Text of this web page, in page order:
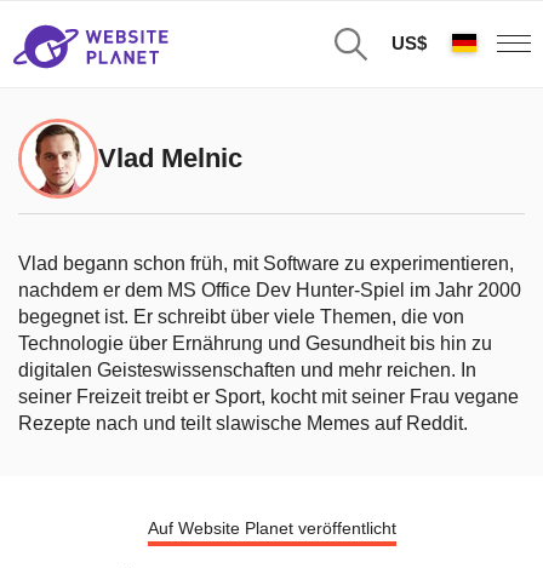
US$
Vlad Melnic
Vlad begann schon früh, mit Software zu experimentieren,
nachdem er dem MS Office Dev Hunter-Spiel im Jahr 2000
begegnet ist. Er schreibt über viele Themen, die von
Technologie über Ernährung und Gesundheit bis hin zu
digitalen Geisteswissenschaften und mehr reichen. In
seiner Freizeit treibt er Sport, kocht mit seiner Frau vegane
Rezepte nach und teilt slawische Memes auf Reddit.
Auf Website Planet veröffentlicht